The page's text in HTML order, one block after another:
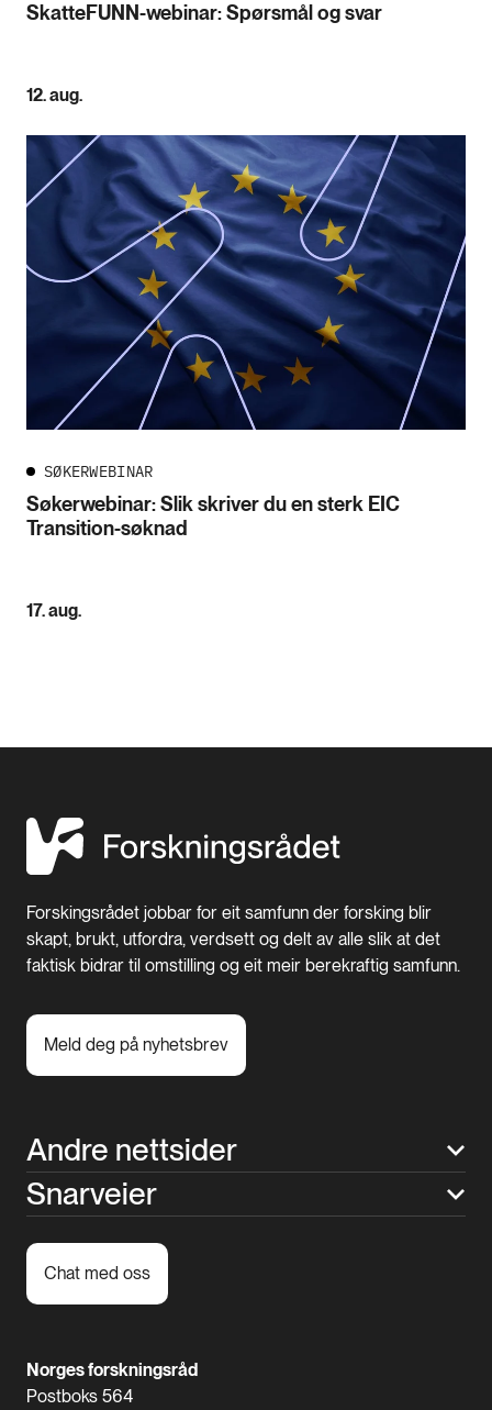
SkatteFUNN-webinar: Spørsmål og svar
12. aug.
SØKERWEBINAR
Søkerwebinar: Slik skriver du en sterk EIC
Transition-søknad
17. aug.
Forskingsrådet jobbar for eit samfunn der forsking blir
skapt, brukt, utfordra, verdsett og delt av alle slik at det
faktisk bidrar til omstilling og eit meir berekraftig samfunn.
Meld deg på nyhetsbrev
Andre nettsider
Snarveier
Chat med oss
Norges forskningsråd
Postboks 564